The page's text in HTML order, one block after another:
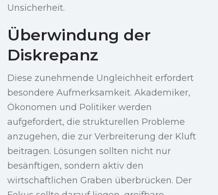
Unsicherheit.
Überwindung der
Diskrepanz
Diese zunehmende Ungleichheit erfordert
besondere Aufmerksamkeit. Akademiker,
Ökonomen und Politiker werden
aufgefordert, die strukturellen Probleme
anzugehen, die zur Verbreiterung der Kluft
beitragen. Lösungen sollten nicht nur
besänftigen, sondern aktiv den
wirtschaftlichen Graben überbrücken. Der